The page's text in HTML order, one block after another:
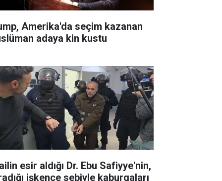
Amerika'da seçim kazanan
adaya kin kustu
esir aldığı Dr. Ebu Safiyye'nin,
işkence sebiyle kaburgaları